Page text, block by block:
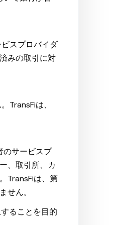
スプロバイダ
みの取引に対
TransFiは、
のサービスプ
、取引所、カ
TransFiは、第
せん。
ることを目的